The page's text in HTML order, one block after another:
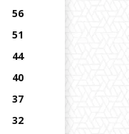
56
51
44
40
37
32